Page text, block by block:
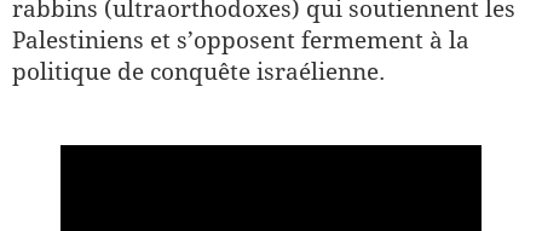
rabbins (ultraorthodoxes) qui soutiennent les
Palestiniens et s’opposent fermement à la
politique de conquête israélienne.